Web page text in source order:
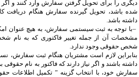
دیگری را برای تحویل گرفتن سفارش وارد کنند و
شده باشد، تحویل گیرنده سفارش هنگام دریافت
داشته باشد.
–با توجه به ثبت سیستمی سفارش، به هیچ عنوان
مشخصات آن از جمله تغییر فاکتوری که به نام
شخص حقوقی وجود ندارد.
بنابراین لازم است مشتریان هنگام ثبت سفارش،
داشته باشند و اگر نیاز دارند که فاکتور به نام
سفارش خود، با انتخاب گزینه ” تکمیل اطلاعات